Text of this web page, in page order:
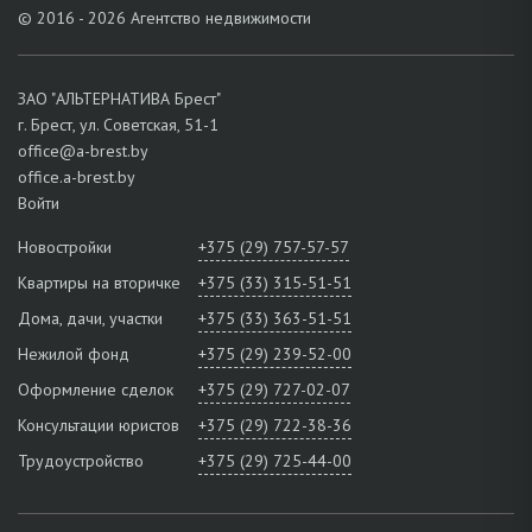
© 2016 - 2026 Агентство недвижимости
ЗАО "АЛЬТЕРНАТИВА Брест"
г. Брест, ул. Советская, 51-1
office@a-brest.by
office.a-brest.by
Войти
Новостройки
+375 (29) 757-57-57
Квартиры на вторичке
+375 (33) 315-51-51
Дома, дачи, участки
+375 (33) 363-51-51
Нежилой фонд
+375 (29) 239-52-00
Оформление сделок
+375 (29) 727-02-07
Консультации юристов
+375 (29) 722-38-36
Трудоустройство
+375 (29) 725-44-00